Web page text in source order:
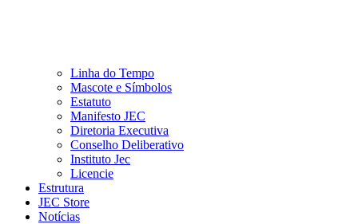
Linha do Tempo
Mascote e Símbolos
Estatuto
Manifesto JEC
Diretoria Executiva
Conselho Deliberativo
Instituto Jec
Licencie
Estrutura
JEC Store
Notícias